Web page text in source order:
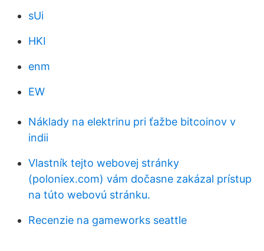
sUi
HKI
enm
EW
Náklady na elektrinu pri ťažbe bitcoinov v
indii
Vlastník tejto webovej stránky
(poloniex.com) vám dočasne zakázal prístup
na túto webovú stránku.
Recenzie na gameworks seattle